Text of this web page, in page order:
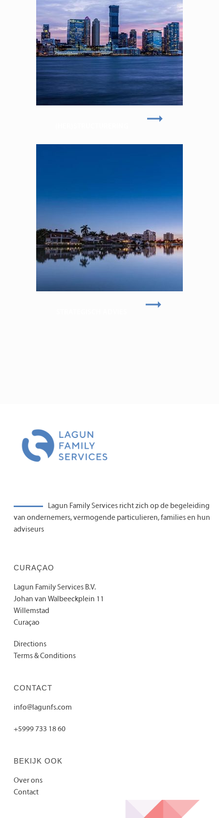
Lagun Family Services richt zich op de begeleiding
van ondernemers, vermogende particulieren, families en hun
adviseurs
CURAÇAO
Lagun Family Services B.V.
Johan van Walbeeckplein 11
Willemstad
Curaçao
Directions
Terms & Conditions
CONTACT
info@lagunfs.com
+5999 733 18 60
BEKIJK OOK
Over ons
Contact